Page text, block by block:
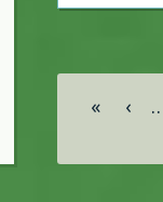
Σελίδες
« ‹